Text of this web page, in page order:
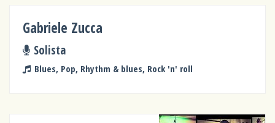
Gabriele Zucca
Solista
Blues, Pop, Rhythm & blues, Rock 'n' roll